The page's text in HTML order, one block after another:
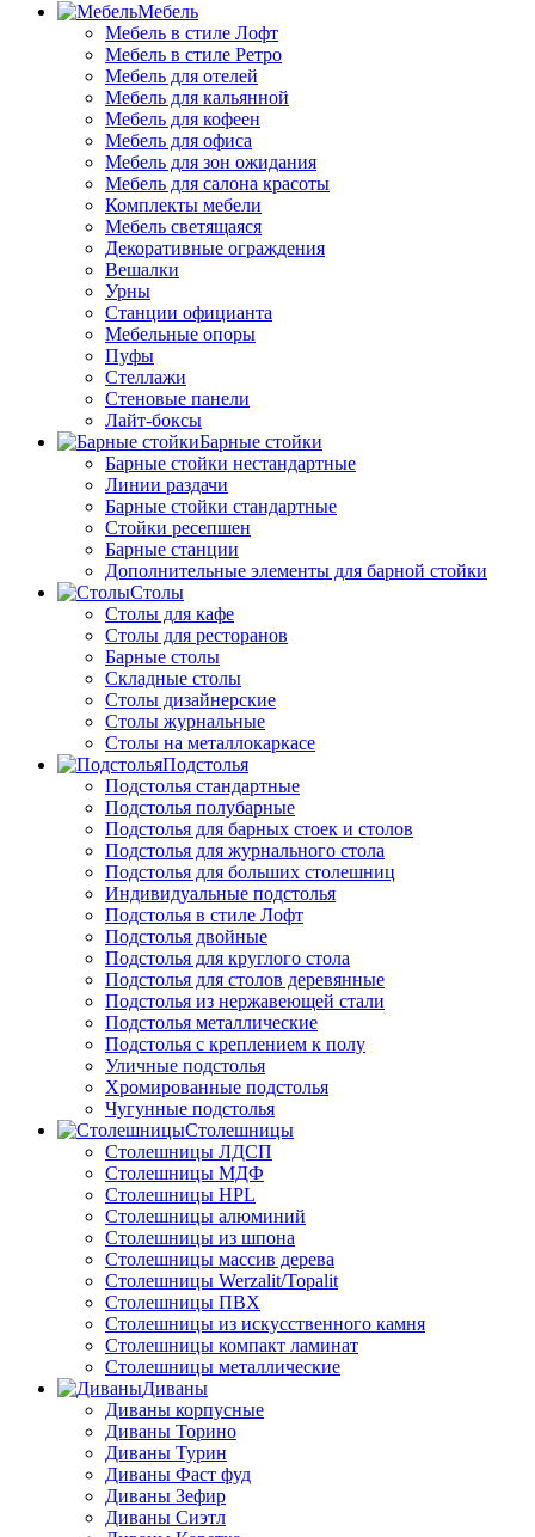
Мебель
Мебель в стиле Лофт
Мебель в стиле Ретро
Мебель для отелей
Мебель для кальянной
Мебель для кофеен
Мебель для офиса
Мебель для зон ожидания
Мебель для салона красоты
Комплекты мебели
Мебель светящаяся
Декоративные ограждения
Вешалки
Урны
Станции официанта
Мебельные опоры
Пуфы
Стеллажи
Стеновые панели
Лайт-боксы
Барные стойки
Барные стойки нестандартные
Линии раздачи
Барные стойки стандартные
Стойки ресепшен
Барные станции
Дополнительные элементы для барной стойки
Столы
Столы для кафе
Столы для ресторанов
Барные столы
Складные столы
Столы дизайнерские
Столы журнальные
Столы на металлокаркасе
Подстолья
Подстолья стандартные
Подстолья полубарные
Подстолья для барных стоек и столов
Подстолья для журнального стола
Подстолья для больших столешниц
Индивидуальные подстолья
Подстолья в стиле Лофт
Подстолья двойные
Подстолья для круглого стола
Подстолья для столов деревянные
Подстолья из нержавеющей стали
Подстолья металлические
Подстолья с креплением к полу
Уличные подстолья
Хромированные подстолья
Чугунные подстолья
Столешницы
Столешницы ЛДСП
Столешницы МДФ
Столешницы HPL
Столешницы алюминий
Столешницы из шпона
Столешницы массив дерева
Столешницы Werzalit/Topalit
Столешницы ПВХ
Столешницы из искусственного камня
Столешницы компакт ламинат
Столешницы металлические
Диваны
Диваны корпусные
Диваны Торино
Диваны Турин
Диваны Фаст фуд
Диваны Зефир
Диваны Сиэтл